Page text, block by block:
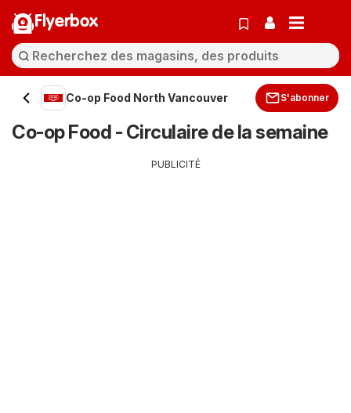
Flyerbox
Co-op Food North Vancouver S'abonner
Co-op Food - Circulaire de la semaine
PUBLICITÉ